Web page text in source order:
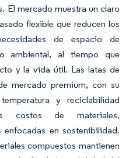
El mercado muestra un claro
flexible que reducen los
de espacio de
ambiental, al tiempo que
y la vida útil. Las latas de
mercado premium, con su
y reciclabilidad
costos de materiales,
enfocadas en sostenibilidad.
compuestos mantienen